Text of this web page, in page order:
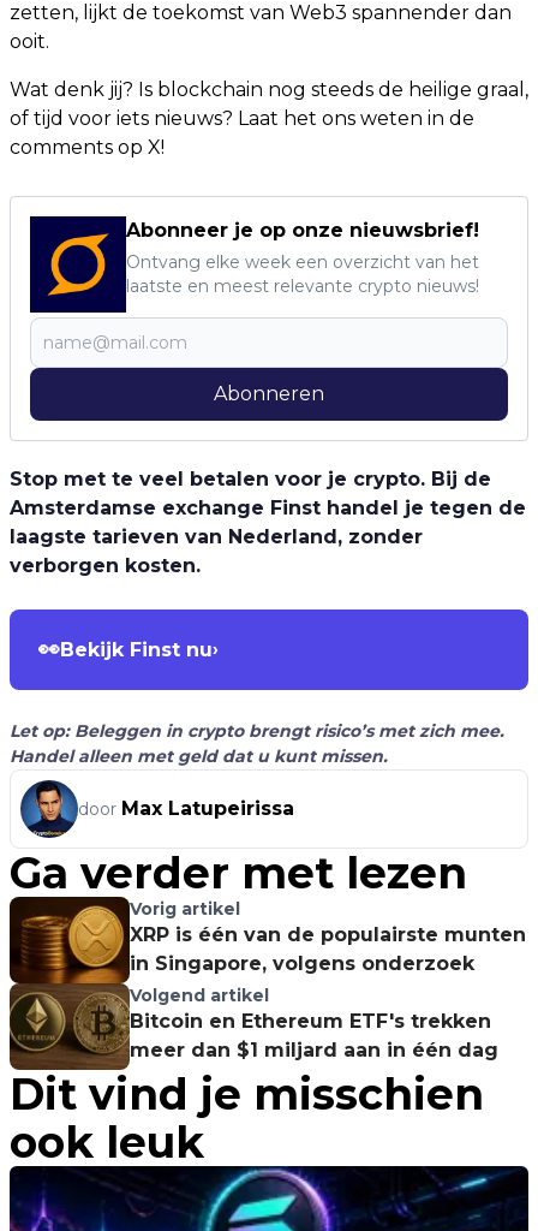
zetten, lijkt de toekomst van Web3 spannender dan
ooit.
Wat denk jij? Is blockchain nog steeds de heilige graal,
of tijd voor iets nieuws? Laat het ons weten in de
comments op X!
Abonneer je op onze nieuwsbrief!
Ontvang elke week een overzicht van het
laatste en meest relevante crypto nieuws!
Abonneren
Stop met te veel betalen voor je crypto. Bij de
Amsterdamse exchange Finst handel je tegen de
laagste tarieven van Nederland, zonder
verborgen kosten.
👀Bekijk Finst nu›
Let op: Beleggen in crypto brengt risico’s met zich mee.
Handel alleen met geld dat u kunt missen.
door Max Latupeirissa
Ga verder met lezen
Vorig artikel
XRP is één van de populairste munten
in Singapore, volgens onderzoek
Volgend artikel
Bitcoin en Ethereum ETF's trekken
meer dan $1 miljard aan in één dag
Dit vind je misschien
ook leuk